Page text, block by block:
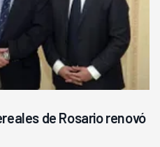
de Rosario renovó